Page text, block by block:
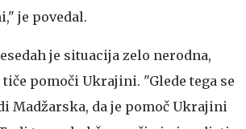
je povedal.
je situacija zelo nerodna,
pomoči Ukrajini. "Glede tega se
Madžarska, da je pomoč Ukrajini